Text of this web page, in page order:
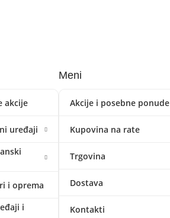
akcije
uređaji
i oprema
i
Meni
Akcije i posebne ponude
Kupovina na rate
Trgovina
Dostava
Kontakti